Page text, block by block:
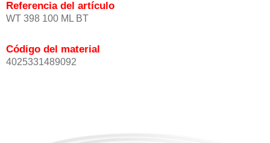
Referencia del artículo
WT 398 100 ML BT
Código del material
4025331489092